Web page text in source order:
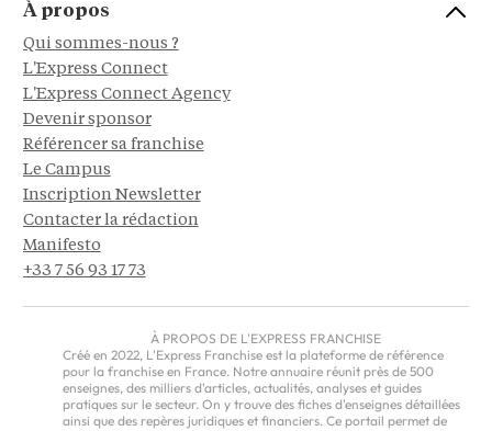
À propos
Qui sommes-nous ?
L'Express Connect
L'Express Connect Agency
Devenir sponsor
Référencer sa franchise
Le Campus
Inscription Newsletter
Contacter la rédaction
Manifesto
+33 7 56 93 17 73
À PROPOS DE L'EXPRESS FRANCHISE
Créé en 2022, L'Express Franchise est la plateforme de référence
pour la franchise en France. Notre annuaire réunit près de 500
enseignes, des milliers d'articles, actualités, analyses et guides
pratiques sur le secteur. On y trouve des fiches d'enseignes détaillées
ainsi que des repères juridiques et financiers. Ce portail permet de